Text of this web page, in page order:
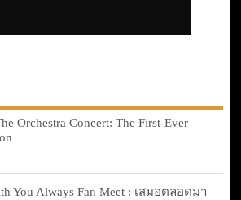
Orchestra Concert: The First-Ever
You Always Fan Meet : เสมอตลอดมา